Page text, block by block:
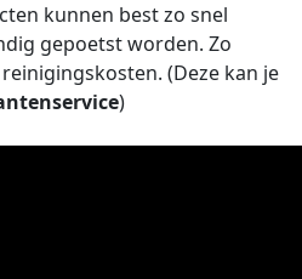
kunnen best zo snel
gepoetst worden. Zo
(Deze kan je
)